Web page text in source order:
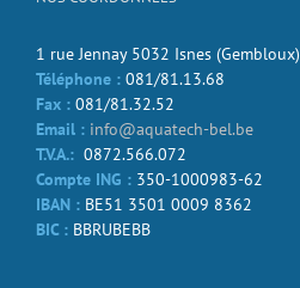
1 rue Jennay 5032 Isnes (Gembloux)
Téléphone : 081/81.13.68
Fax : 081/81.32.52
Email : info@aquatech-bel.be
T.V.A.: 0872.566.072
Compte ING : 350-1000983-62
IBAN : BE51 3501 0009 8362
BIC : BBRUBEBB